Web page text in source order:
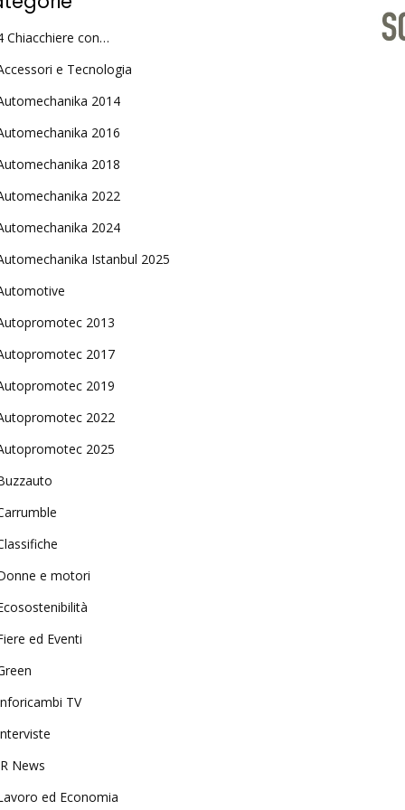
Chiacchiere con…
e Tecnologia
2014
2016
2018
2022
2024
Istanbul 2025
2013
2017
2019
2022
2025
e motori
ed Eventi
TV
News
ed Economia